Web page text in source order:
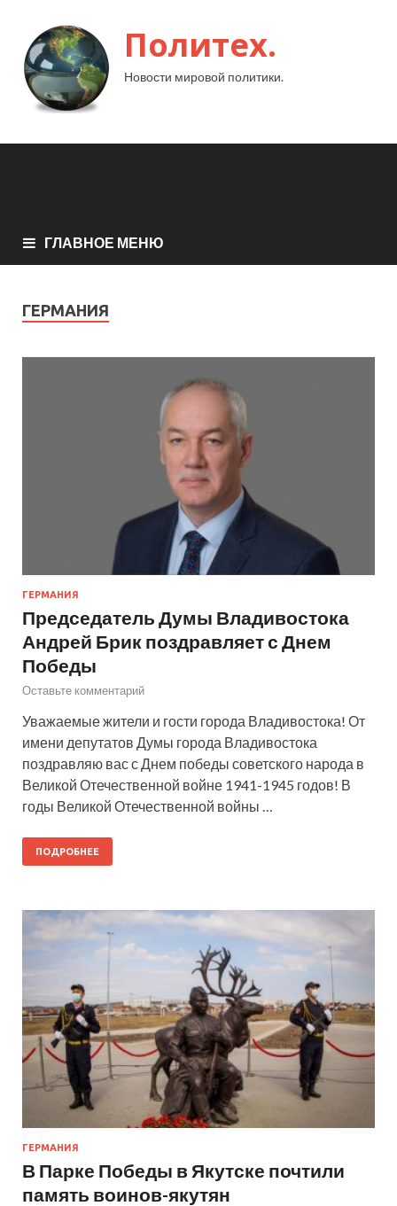
Политех.
Новости мировой политики.
ГЛАВНОЕ МЕНЮ
ГЕРМАНИЯ
ГЕРМАНИЯ
Председатель Думы Владивостока
Андрей Брик поздравляет с Днем
Победы
Оставьте комментарий
Уважаемые жители и гости города Владивостока! От
имени депутатов Думы города Владивостока
поздравляю вас с Днем победы советского народа в
Великой Отечественной войне 1941-1945 годов! В
годы Великой Отечественной войны …
ПОДРОБНЕЕ
ГЕРМАНИЯ
В Парке Победы в Якутске почтили
память воинов-якутян